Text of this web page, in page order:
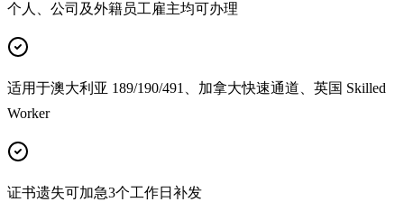
个人、公司及外籍员工雇主均可办理
适用于澳大利亚 189/190/491、加拿大快速通道、英国 Skilled
Worker
证书遗失可加急3个工作日补发